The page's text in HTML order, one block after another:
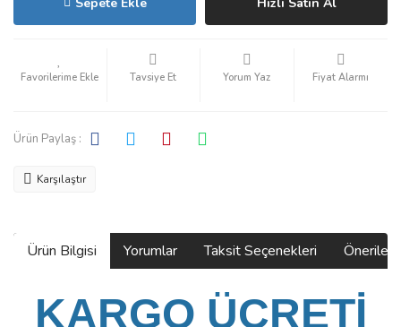
Tavsiye Et Yorum Yaz Fiyat Alarmı
Ürün Paylaş :
Karşılaştır
Ürün Bilgisi Yorumlar Taksit Seçenekleri
KARGO ÜCRETİ